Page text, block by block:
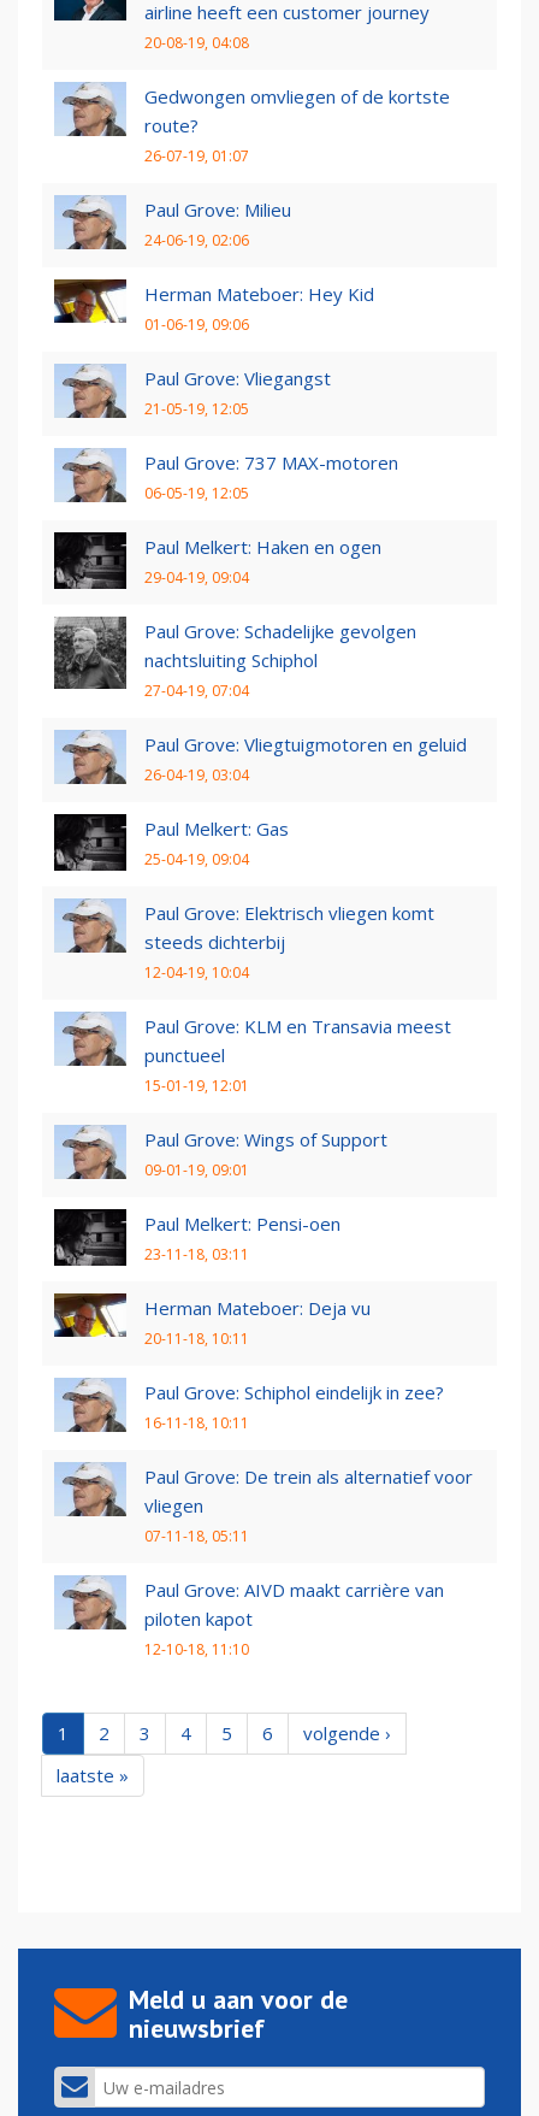
airline heeft een customer journey
20-08-19, 04:08
Gedwongen omvliegen of de kortste
route?
26-07-19, 01:07
Paul Grove: Milieu
24-06-19, 02:06
Herman Mateboer: Hey Kid
01-06-19, 09:06
Paul Grove: Vliegangst
21-05-19, 12:05
Paul Grove: 737 MAX-motoren
06-05-19, 12:05
Paul Melkert: Haken en ogen
29-04-19, 09:04
Paul Grove: Schadelijke gevolgen
nachtsluiting Schiphol
27-04-19, 07:04
Paul Grove: Vliegtuigmotoren en geluid
26-04-19, 03:04
Paul Melkert: Gas
25-04-19, 09:04
Paul Grove: Elektrisch vliegen komt
steeds dichterbij
12-04-19, 10:04
Paul Grove: KLM en Transavia meest
punctueel
15-01-19, 12:01
Paul Grove: Wings of Support
09-01-19, 09:01
Paul Melkert: Pensi-oen
23-11-18, 03:11
Herman Mateboer: Deja vu
20-11-18, 10:11
Paul Grove: Schiphol eindelijk in zee?
16-11-18, 10:11
Paul Grove: De trein als alternatief voor
vliegen
07-11-18, 05:11
Paul Grove: AIVD maakt carrière van
piloten kapot
12-10-18, 11:10
1 2 3 4 5 6
volgende ›
laatste »
Meld u aan voor de
nieuwsbrief